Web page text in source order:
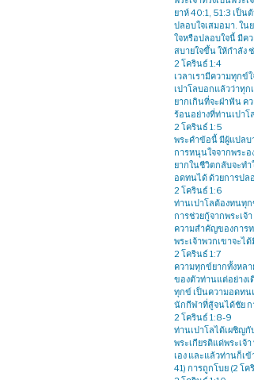
ยาห์ 40:1, 51:3 เป็น
ปลอบใจเสมอมา. ใน
ใจหรือปลอบใจนี้ มีค
สบายใจขึ้น ให้กำลัง
2 โครินธ์ 1:4
เวลาเรามีความทุกข์
เปาโลบอกแล้วว่าทุก
ยากเกินที่จะฝ่าฟัน ค
ร้อนอย่างที่ท่านเปา
2 โครินธ์ 1:5
พระคำข้อนี้ มีผู้แปลบ
การหนุนใจจากพระ
ยากในชีวิตกลับจะท
อดทนได้ ด้วยการปล
2 โครินธ์ 1:6
ท่านเปาโลต้องทนทุ
การช่วยกู้จากพระเจ้
ความสำคัญของการ
พระเจ้าพวกเขาจะไ
2 โครินธ์ 1:7
ความทุกข์ยากทั้งหล
ของตัวท่านแต่อย่าง
ทุกข์ เป็นความอดทน
นักกีฬาที่สู้จนได้ชัย ก
2 โครินธ์ 1:8-9
ท่านเปาโลได้เผชิญกั
พระเกียรติแด่พระเจ้
เอง และแล้วท่านก็เข้
41) การถูกโบย (2 โ